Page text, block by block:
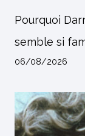
Pourquoi
semble si
06/08/2026